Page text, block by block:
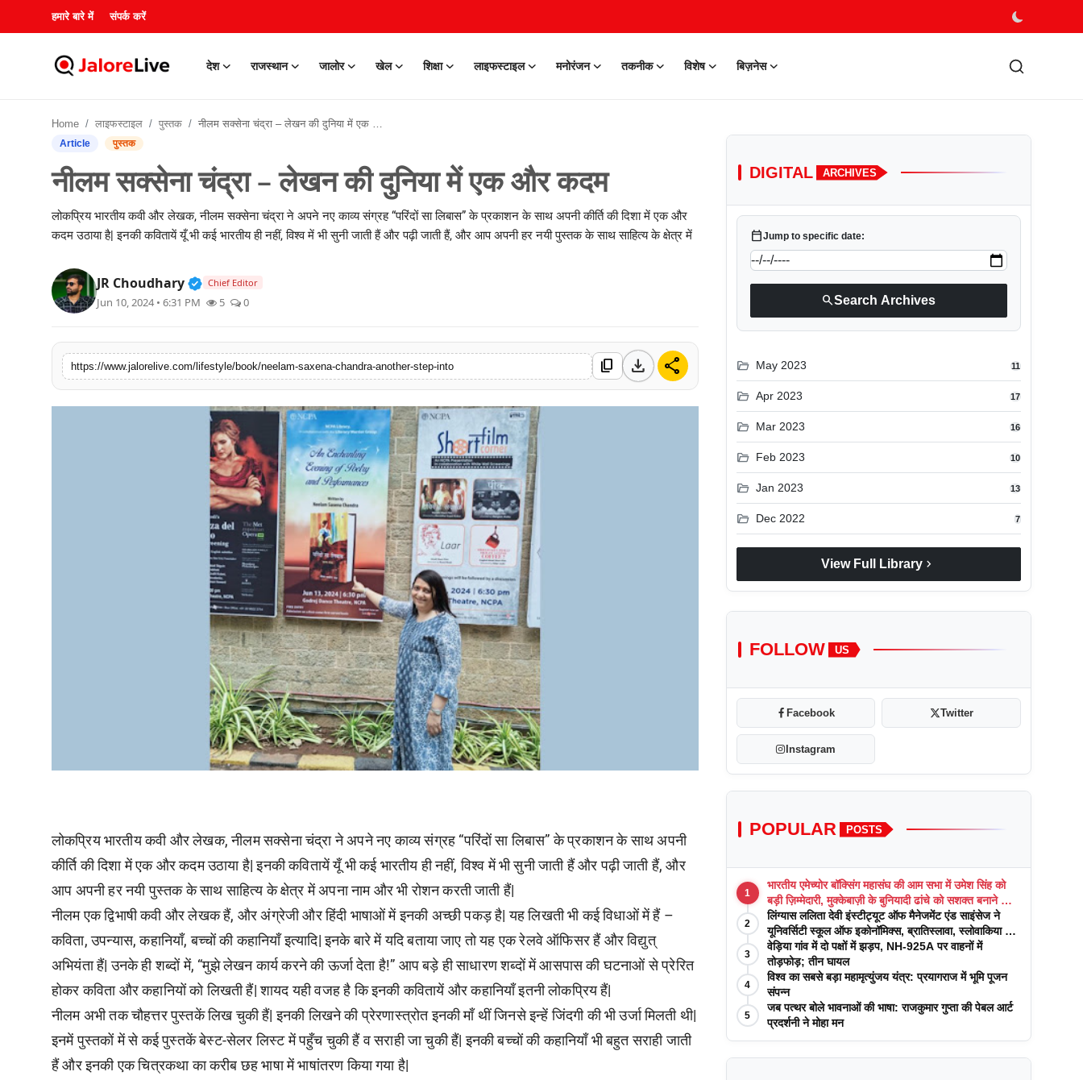
हमारे बारे में संपर्क करें
देश राजस्थान जालोर खेल शिक्षा लाइफस्टाइल मनोरंजन तकनीक विशेष बिज़नेस
राजस्थान
लाइफस्टाइल
Home लाइफस्टाइल पुस्तक नीलम सक्सेना चंद्रा – लेखन की दुनिया में एक और कदम
Article पुस्तक
नीलम सक्सेना चंद्रा – लेखन की दुनिया में एक और कदम
लोकप्रिय भारतीय कवी और लेखक, नीलम सक्सेना चंद्रा ने अपने नए काव्य संग्रह “परिंदों सा लिबास” के प्रकाशन के साथ अपनी कीर्ति की दिशा में एक और
कदम उठाया है| इनकी कवितायें यूँ भी कई भारतीय ही नहीं, विश्व में भी सुनी जाती हैं और पढ़ी जाती हैं, और आप अपनी हर नयी पुस्तक के साथ साहित्य के क्षेत्र में
JR Choudhary Verified Public Figure • 30 Mar, 2026
Chief Editor
Jun 10, 2024 • 6:31 PM 5 0
https://www.jalorelive.com/lifestyle/book/neelam-saxena-chandra-another-step-into content_copy download share
लोकप्रिय भारतीय कवी और लेखक, नीलम सक्सेना चंद्रा ने अपने नए काव्य संग्रह “परिंदों सा लिबास” के प्रकाशन के साथ अपनी
कीर्ति की दिशा में एक और कदम उठाया है| इनकी कवितायें यूँ भी कई भारतीय ही नहीं, विश्व में भी सुनी जाती हैं और पढ़ी जाती हैं, और
आप अपनी हर नयी पुस्तक के साथ साहित्य के क्षेत्र में अपना नाम और भी रोशन करती जाती हैं|
नीलम एक द्विभाषी कवी और लेखक हैं, और अंग्रेजी और हिंदी भाषाओं में इनकी अच्छी पकड़ है| यह लिखती भी कई विधाओं में हैं –
कविता, उपन्यास, कहानियाँ, बच्चों की कहानियाँ इत्यादि| इनके बारे में यदि बताया जाए तो यह एक रेलवे ऑफिसर हैं और विद्युत्
अभियंता हैं| उनके ही शब्दों में, “मुझे लेखन कार्य करने की ऊर्जा देता है!” आप बड़े ही साधारण शब्दों में आसपास की घटनाओं से प्रेरित
होकर कविता और कहानियों को लिखती हैं| शायद यही वजह है कि इनकी कवितायें और कहानियाँ इतनी लोकप्रिय हैं|
नीलम अभी तक चौहत्तर पुस्तकें लिख चुकी हैं| इनकी लिखने की प्रेरणास्त्रोत इनकी माँ थीं जिनसे इन्हें जिंदगी की भी उर्जा मिलती थी|
इनमें पुस्तकों में से कई पुस्तकें बेस्ट-सेलर लिस्ट में पहुँच चुकी हैं व सराही जा चुकी हैं| इनकी बच्चों की कहानियाँ भी बहुत सराही जाती
हैं और इनकी एक चित्रकथा का करीब छह भाषा में भाषांतरण किया गया है|
DIGITAL ARCHIVES
calendar_todayJump to specific date:
searchSearch Archives
folder_open May 2023 11
folder_open Apr 2023 17
folder_open Mar 2023 16
folder_open Feb 2023 10
folder_open Jan 2023 13
folder_open Dec 2022 7
View Full Library chevron_right
FOLLOW US
Facebook Twitter
Instagram
POPULAR POSTS
1
भारतीय एमेच्योर बॉक्सिंग महासंघ की आम सभा में उमेश सिंह को
बड़ी ज़िम्मेदारी, मुक्केबाज़ी के बुनियादी ढांचे को सशक्त बनाने का
वादा
2
लिंग्यास ललिता देवी इंस्टीट्यूट ऑफ मैनेजमेंट एंड साइंसेज ने
यूनिवर्सिटी स्कूल ऑफ इकोनॉमिक्स, ब्रातिस्लावा, स्लोवाकिया के
साथ अकादमिक पत्रिकाओं में प्रकाशन रणनीतियों पर एक
दिवसीय कार्यशाला का आयोजन किया
3
वेड़िया गांव में दो पक्षों में झड़प, NH-925A पर वाहनों में
तोड़फोड़; तीन घायल
4
विश्व का सबसे बड़ा महामृत्युंजय यंत्र: प्रयागराज में भूमि पूजन
संपन्न
5
जब पत्थर बोले भावनाओं की भाषा: राजकुमार गुप्ता की पेबल आर्ट
प्रदर्शनी ने मोहा मन